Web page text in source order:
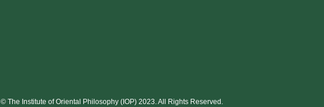
© The Institute of Oriental Philosophy (IOP) 2023.All Rights Reserved.